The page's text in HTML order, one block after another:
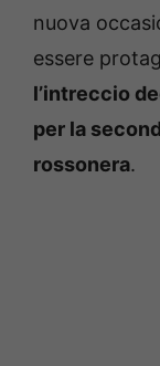
nuova
essere
l’intreccio
per la
rossonera.